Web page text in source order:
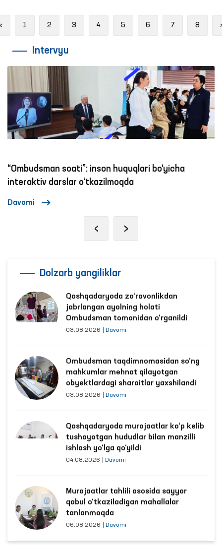
Previous
1 2 3 4 5 6 7 8
Intervyu
soati”: inson huquqlari bo‘yicha
darslar o‘tkazilmoqda
‹ ›
Dolzarb yangiliklar
Qashqadaryoda zo‘ravonlikdan
jabrlangan ayolning holati
Ombudsman tomonidan o‘rganildi
03.08.2026 Davomi
Ombudsman taqdimnomasidan so‘ng
mahkumlar mehnat qilayotgan
obyektlardagi sharoitlar yaxshilandi
03.08.2026 Davomi
Qashqadaryoda murojaatlar ko‘p kelib
tushayotgan hududlar bilan manzilli
ishlash yo‘lga qo‘yildi
04.08.2026 Davomi
Murojaatlar tahlili asosida sayyor
qabul o‘tkaziladigan mahallalar
tanlanmoqda
06.08.2026 Davomi